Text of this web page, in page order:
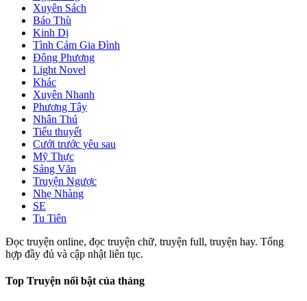
Xuyên Sách
Báo Thù
Kinh Dị
Tình Cảm Gia Đình
Đông Phương
Light Novel
Khác
Xuyên Nhanh
Phương Tây
Nhân Thú
Tiểu thuyết
Cưới trước yêu sau
Mỹ Thực
Sảng Văn
Truyện Ngược
Nhẹ Nhàng
SE
Tu Tiên
Đọc truyện online, đọc truyện chữ, truyện full, truyện hay. Tổng
hợp đầy đủ và cập nhật liên tục.
Top Truyện nổi bật của tháng